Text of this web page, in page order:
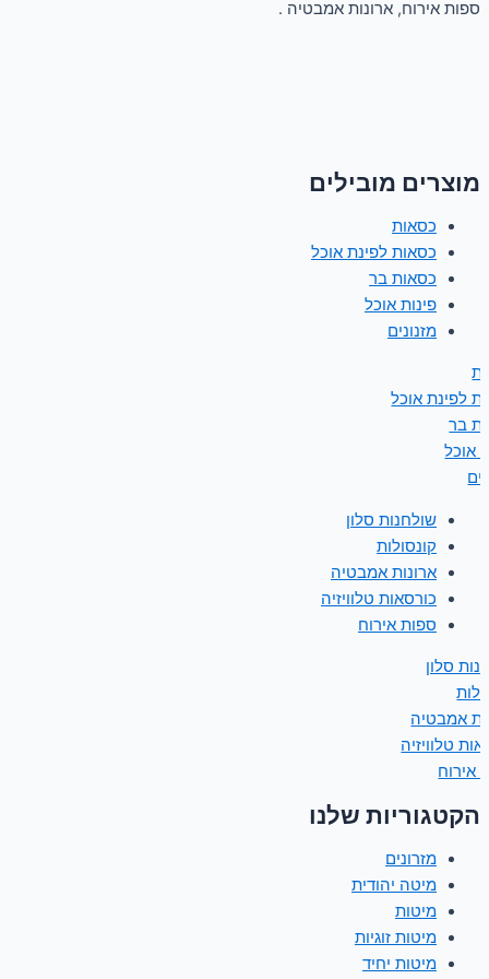
ספות אירוח, ארונות אמבטיה .
מוצרים מובילים
כסאות
כסאות לפינת אוכל
כסאות בר
פינות אוכל
מזנונים
לפינת אוכל
בר
אוכל
שולחנות סלון
קונסולות
ארונות אמבטיה
כורסאות טלוויזיה
ספות אירוח
סלון
אמבטיה
טלוויזיה
אירוח
הקטגוריות שלנו
מזרונים
מיטה יהודית
מיטות
מיטות זוגיות
מיטות יחיד